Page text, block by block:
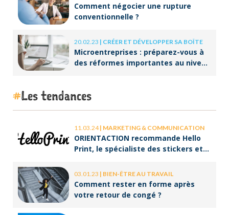
Comment négocier une rupture
conventionnelle ?
20.02.23 | CRÉER ET DÉVELOPPER SA BOÎTE
Microentreprises : préparez-vous à
des réformes importantes au niveau
Les tendances
11.03.24| MARKETING & COMMUNICATION
ORIENTACTION recommande Hello
Print, le spécialiste des stickers et
03.01.23 | BIEN-ÊTRE AU TRAVAIL
Comment rester en forme après
votre retour de congé ?